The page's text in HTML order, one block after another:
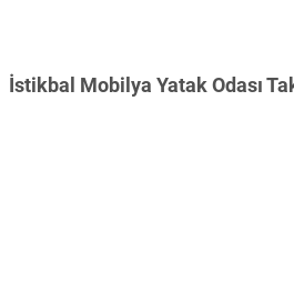
İstikbal Mobilya Yatak Odası